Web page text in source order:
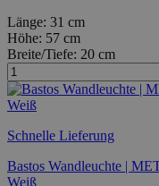
Länge: 31 cm
Höhe: 57 cm
Breite/Tiefe: 20 cm
Schnelle Lieferung
Bastos Wandleuchte |
Weiß